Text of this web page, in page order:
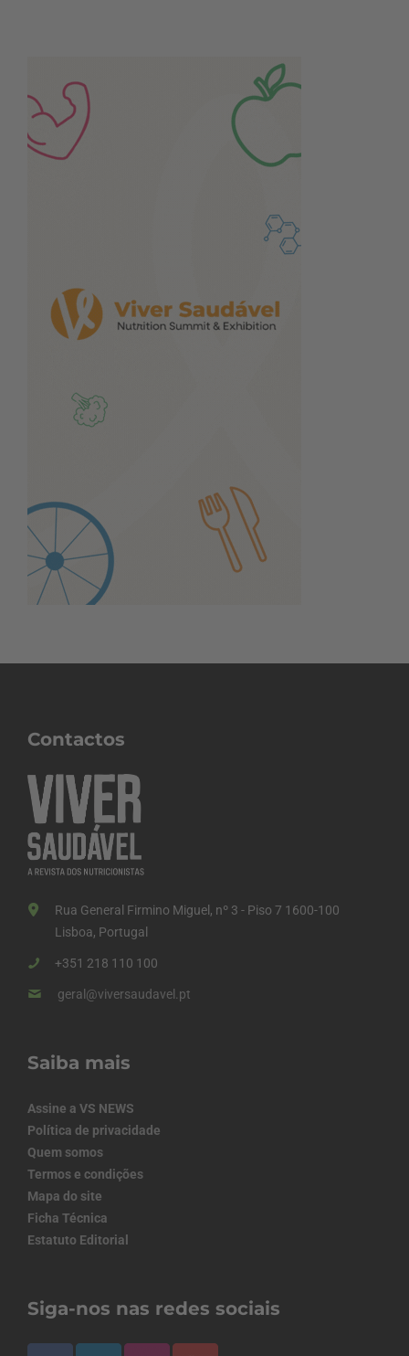
Contactos
Rua General Firmino Miguel, nº 3 - Piso 7 1600-100
Lisboa, Portugal
+351 218 110 100
geral@viversaudavel.pt
Saiba mais
Assine a VS NEWS
Política de privacidade
Quem somos
Termos e condições
Mapa do site
Ficha Técnica
Estatuto Editorial
Siga-nos nas redes sociais